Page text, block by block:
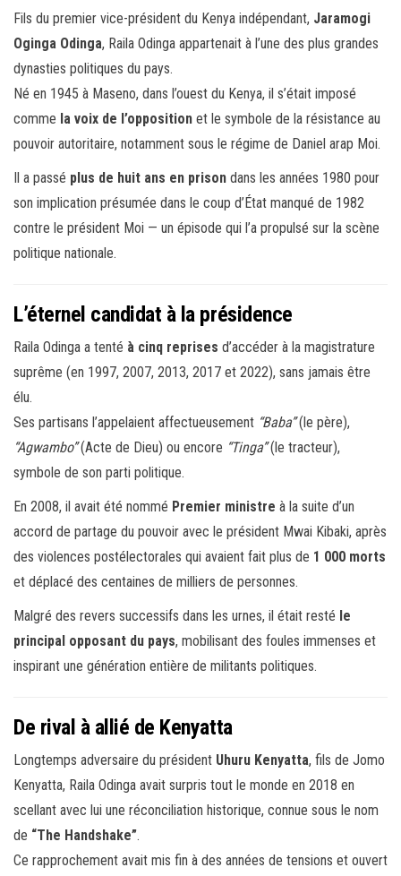
Fils du premier vice-président du Kenya indépendant, Jaramogi
Oginga Odinga, Raila Odinga appartenait à l’une des plus grandes
dynasties politiques du pays.
Né en 1945 à Maseno, dans l’ouest du Kenya, il s’était imposé
comme la voix de l’opposition et le symbole de la résistance au
pouvoir autoritaire, notamment sous le régime de Daniel arap Moi.
Il a passé plus de huit ans en prison dans les années 1980 pour
son implication présumée dans le coup d’État manqué de 1982
contre le président Moi — un épisode qui l’a propulsé sur la scène
politique nationale.
L’éternel candidat à la présidence
Raila Odinga a tenté à cinq reprises d’accéder à la magistrature
suprême (en 1997, 2007, 2013, 2017 et 2022), sans jamais être
élu.
Ses partisans l’appelaient affectueusement “Baba”(le père),
“Agwambo”(Acte de Dieu) ou encore “Tinga”(le tracteur),
symbole de son parti politique.
En 2008, il avait été nommé Premier ministre à la suite d’un
accord de partage du pouvoir avec le président Mwai Kibaki, après
des violences postélectorales qui avaient fait plus de 1 000 morts
et déplacé des centaines de milliers de personnes.
Malgré des revers successifs dans les urnes, il était resté le
principal opposant du pays, mobilisant des foules immenses et
inspirant une génération entière de militants politiques.
De rival à allié de Kenyatta
Longtemps adversaire du président Uhuru Kenyatta, fils de Jomo
Kenyatta, Raila Odinga avait surpris tout le monde en 2018 en
scellant avec lui une réconciliation historique, connue sous le nom
de “The Handshake”.
Ce rapprochement avait mis fin à des années de tensions et ouvert